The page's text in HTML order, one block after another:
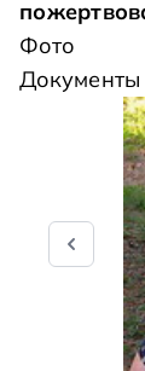
Фото
Документы